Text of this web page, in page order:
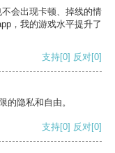
会出现卡顿、掉线的情
，我的游戏水平提升了
支持[0] 反对[0]
的隐私和自由。
支持[0] 反对[0]